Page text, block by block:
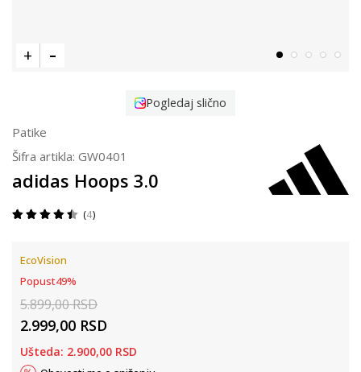
Pogledaj slično
Patike
Šifra artikla: GW0401
adidas Hoops 3.0
4
EcoVision
Popust49%
5.899,00RSD
2.999,00 RSD
Ušteda: 2.900,00 RSD